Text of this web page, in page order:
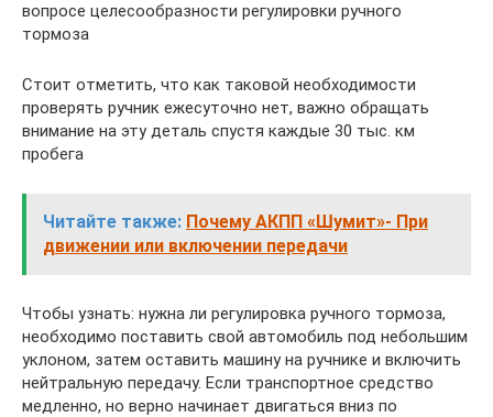
вопросе целесообразности регулировки ручного
тормоза
Стоит отметить, что как таковой необходимости
проверять ручник ежесуточно нет, важно обращать
внимание на эту деталь спустя каждые 30 тыс. км
пробега
Читайте также: Почему АКПП «Шумит»- При
движении или включении передачи
Чтобы узнать: нужна ли регулировка ручного тормоза,
необходимо поставить свой автомобиль под небольшим
уклоном, затем оставить машину на ручнике и включить
нейтральную передачу. Если транспортное средство
медленно, но верно начинает двигаться вниз по